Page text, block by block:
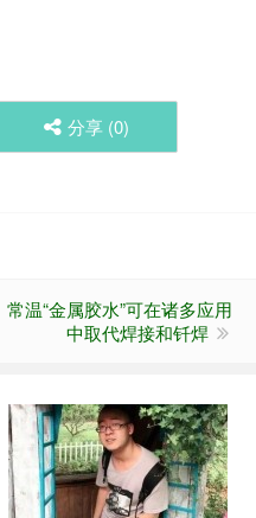
分享 (0)
常温“金属胶水”可在诸多应用
中取代焊接和钎焊